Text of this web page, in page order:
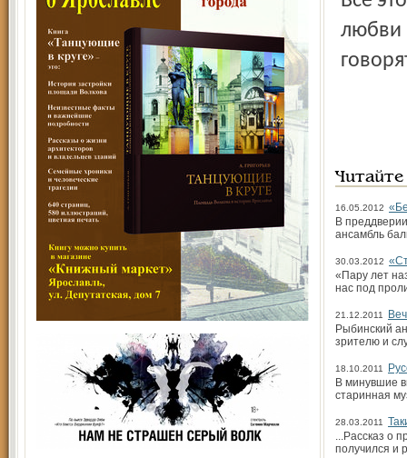
любви
16.05.2012
В
ансамбль
30.03.2012
«Пару лет
нас под
21.12.2011
Рыбинский
зрителю и
18.10.2011
В минувшие
старинная
28.03.2011
...Рассказ о
получился и